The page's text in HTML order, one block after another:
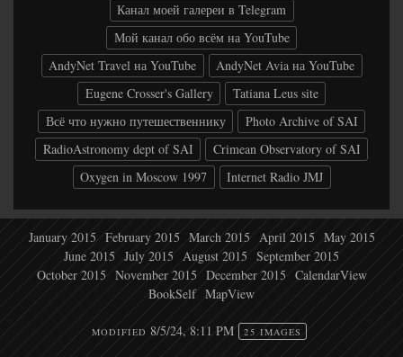
Канал моей галереи в Telegram
Мой канал обо всём на YouTube
AndyNet Travel на YouTube
AndyNet Avia на YouTube
Eugene Crosser's Gallery
Tatiana Leus site
Всё что нужно путешественнику
Photo Archive of SAI
RadioAstronomy dept of SAI
Crimean Observatory of SAI
Oxygen in Moscow 1997
Internet Radio JMJ
January 2015 February 2015 March 2015 April 2015 May 2015
June 2015 July 2015 August 2015 September 2015
October 2015 November 2015 December 2015 CalendarView
BookSelf MapView
MODIFIED 8/5/24, 8:11 PM 25 IMAGES